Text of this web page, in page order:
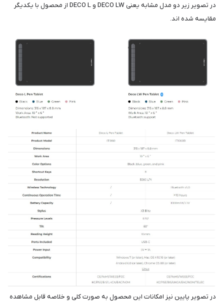
در تصویر زیر دو مدل مشابه یعنی DECO LW و DECO L از محصول با یکدیگر
مقایسه شده اند.
در تصویر پایین نیز امکانات این محصول به صورت کلی و خلاصه قابل مشاهده